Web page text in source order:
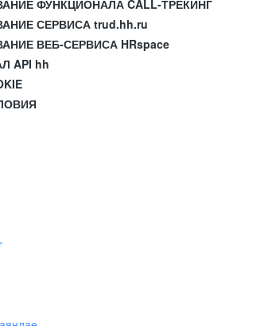
ФУНКЦИОНАЛА CALL-ТРЕКИНГ
СЕРВИСА trud.hh.ru
ВЕБ-СЕРВИСА HRspace
API hh